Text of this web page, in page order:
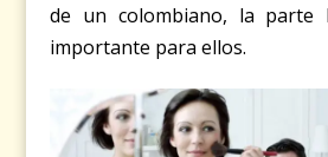
de un colombiano, la parte
importante para ellos.